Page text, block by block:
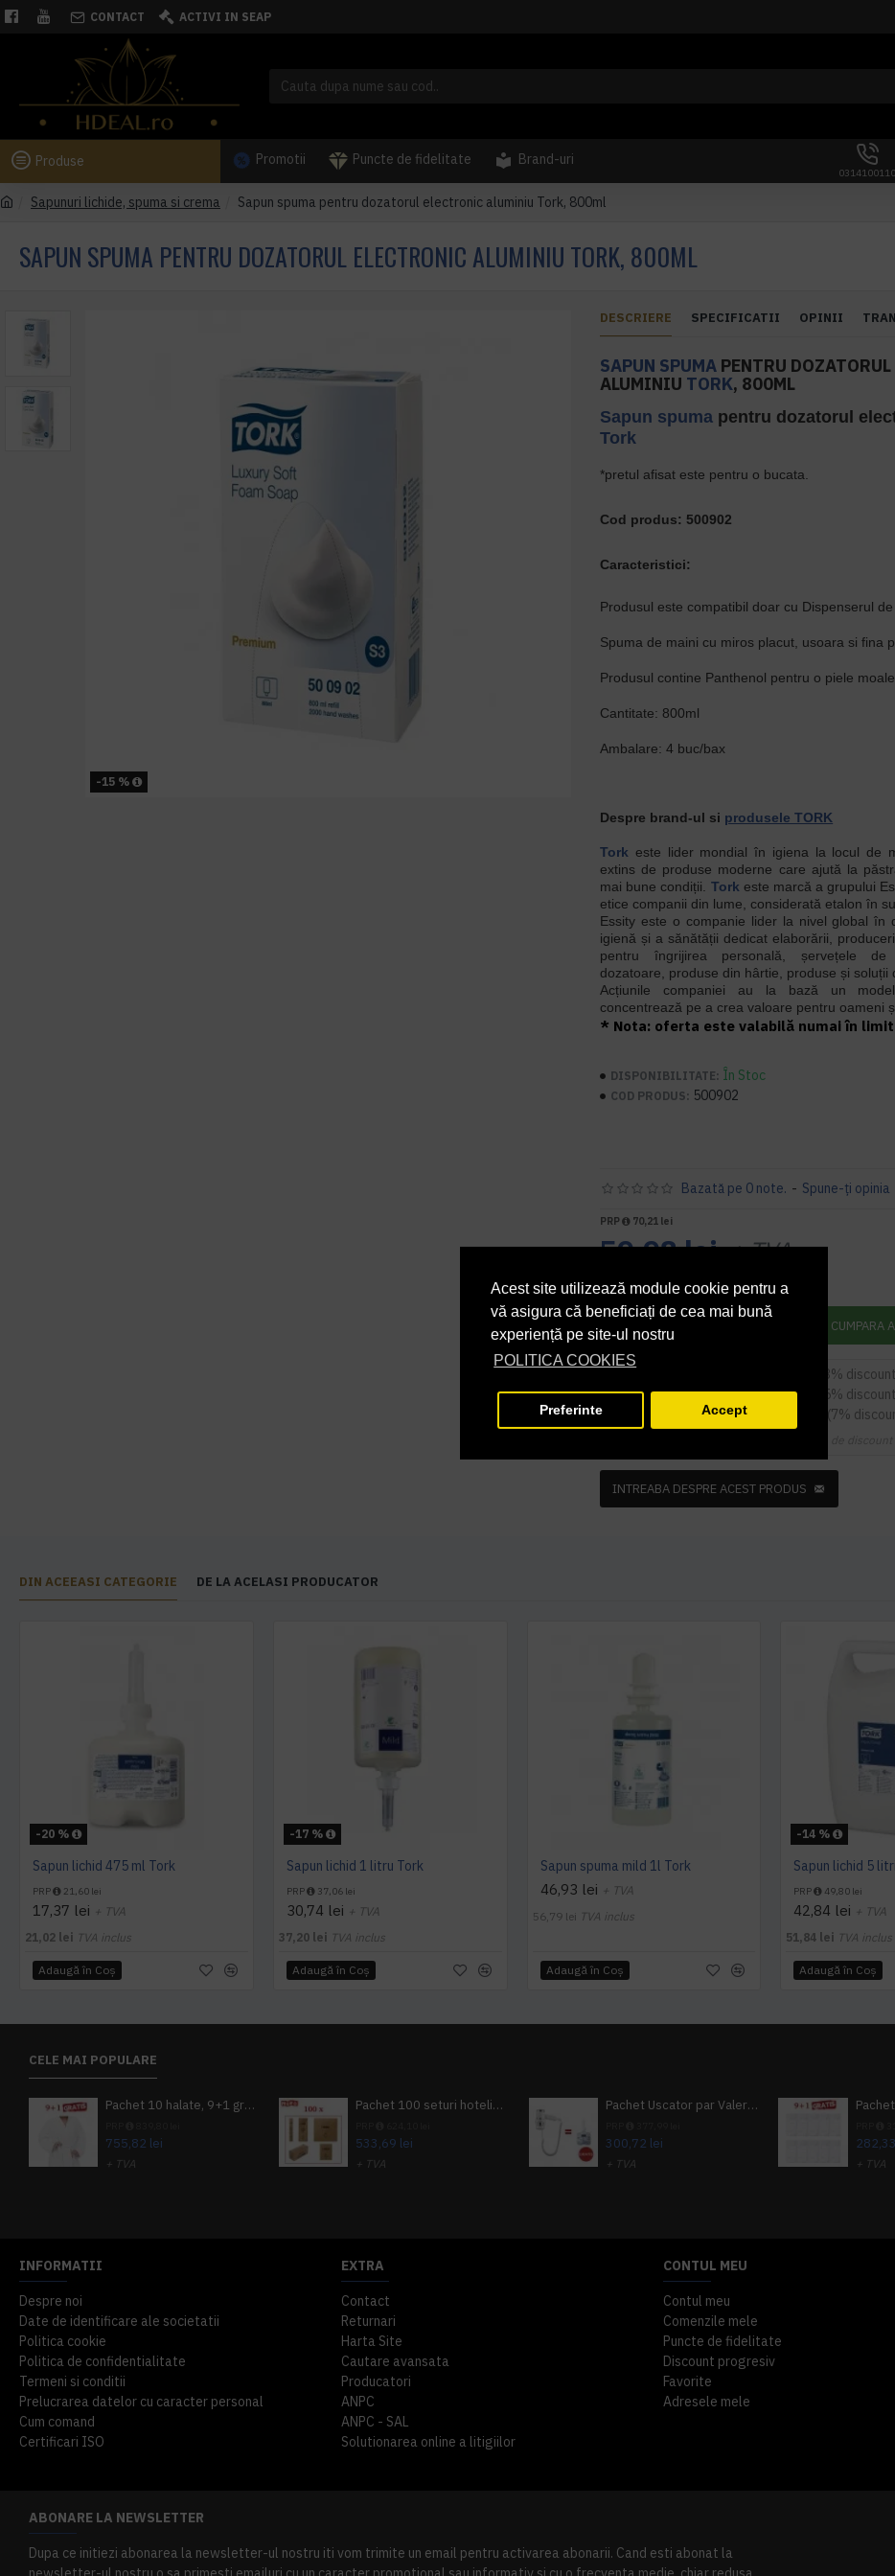
Acest site utilizează module cookie pentru a
vă asigura că beneficiați de cea mai bună
experiență pe site-ul nostru
POLITICA COOKIES
Preferinte Accept
CONTACT ACTIVI IN SEAP
Produse Promotii Puncte de fidelitate Brand-uri
0314100110
Sapunuri lichide, spuma si crema Sapun spuma pentru dozatorul electronic aluminiu Tork, 800ml
SAPUN SPUMA PENTRU DOZATORUL ELECTRONIC ALUMINIU TORK, 800ML
-15 %
DESCRIERE SPECIFICATII OPINII
SAPUN SPUMA PENTRU
ALUMINIU TORK, 800ML
Sapun spuma pentru dozatorul
Tork
*pretul afisat este pentru o bucata.
Cod produs: 500902
Caracteristici:
Produsul este compatibil doar cu Dispenserul
Spuma de maini cu miros placut, usoara si fina
Produsul contine Panthenol pentru o piele
Cantitate: 800ml
Ambalare: 4 buc/bax
Despre brand-ul si produsele TORK
Tork este lider mondial în igiena la locul de
extins de produse moderne care ajută la
mai bune condiții. Tork este marcă a grupului
etice companii din lume, considerată etalon în
Essity este o companie lider la nivel global în
igienă și a sănătății dedicat elaborării,
pentru îngrijirea personală, șervețele de
dozatoare, produse din hârtie, produse și soluții
Acțiunile companiei au la bază un
concentrează pe a crea valoare pentru oameni
* Nota: oferta este valabilă numai în
DISPONIBILITATE: În Stoc
COD PRODUS: 500902
Bazată pe 0 note. - Spune-ţi opinia
PRP 70,21 lei
59,98 lei+ TVA
72,58 leiTVA inclus
CUMPARA
(3%
9sau mai multe la56,98 RON / buc (5%
sau mai multe la55,78 RON / buc (7%
INTREABA DESPRE ACEST PRODUS
DIN ACEEASI CATEGORIE DE LA ACELASI PRODUCATOR
-20 %
Sapun lichid 475 ml Tork
PRP 21,60 lei
17,37 lei + TVA
21,02 lei TVA inclus
Adaugă în Coş
-17 %
Sapun lichid 1 litru Tork
PRP 37,06 lei
30,74 lei + TVA
37,20 lei TVA inclus
Adaugă în Coş
Sapun spuma mild 1l Tork
46,93 lei + TVA
56,79 lei TVA inclus
Adaugă în Coş
-14 %
Sapun lichid 5
PRP 49,80 lei
42,84 lei + TVA
51,84 lei TVA inclus
Adaugă în Coş
CELE MAI POPULARE
Pachet 10 halate, 9+1 gratuit
755,82 lei
+ TVA
Pachet 100 seturi hoteliere, set dentar, set barbierit, casca de dus, pila unghii, set cusut
533,69 lei
+ TVA
Pachet Uscator par Valera Action Super Plus + GRATUIT Sampon si gel de dus Tork
300,72 lei
+ TVA
+ TVA
INFORMATII
Despre noi
Date de identificare ale societatii
Politica cookie
Politica de confidentialitate
Termeni si conditii
Prelucrarea datelor cu caracter personal
Cum comand
Certificari ISO
EXTRA
Contact
Returnari
Harta Site
Cautare avansata
Producatori
ANPC
ANPC - SAL
Solutionarea online a litigiilor
CONTUL MEU
Contul meu
Comenzile mele
Puncte de fidelitate
Discount progresiv
Favorite
Adresele mele
ABONARE LA NEWSLETTER
Dupa ce initiezi abonarea la newsletter-ul nostru iti vom trimite un email pentru activarea abonarii. Cand esti abonat la